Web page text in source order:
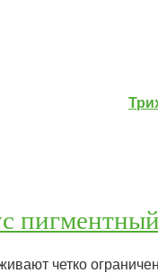
четко